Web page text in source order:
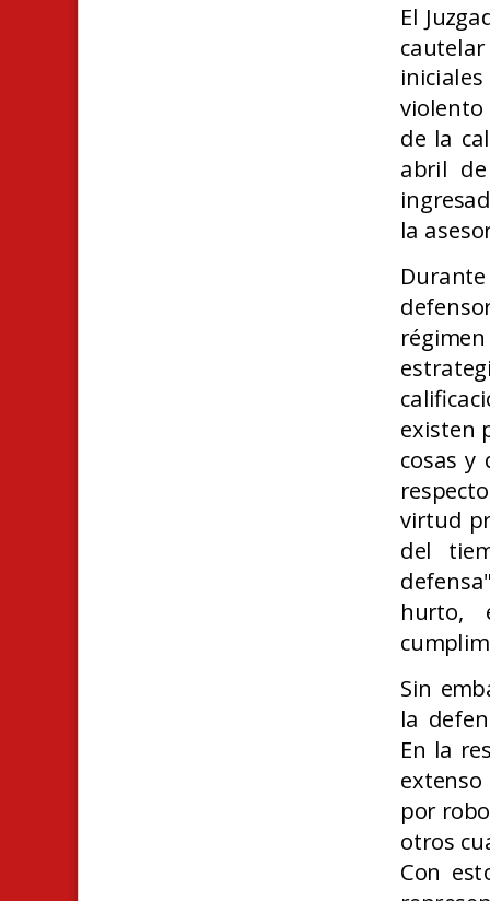
El
de la
abril
la
existen
cosas y
virtud
del
hurto,
Sin
la
En la
por
otros
Con